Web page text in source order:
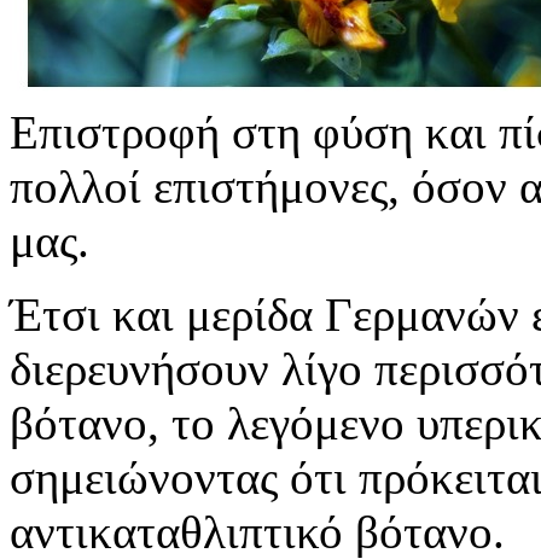
Επιστροφή στη φύση και
πολλοί επιστήμονες, όσον
μας.
Έτσι και μερίδα
διερευνήσουν λίγο
βότανο, το λεγόμενο
σημειώνοντας ότι
αντικαταθλιπτικό βότανο.